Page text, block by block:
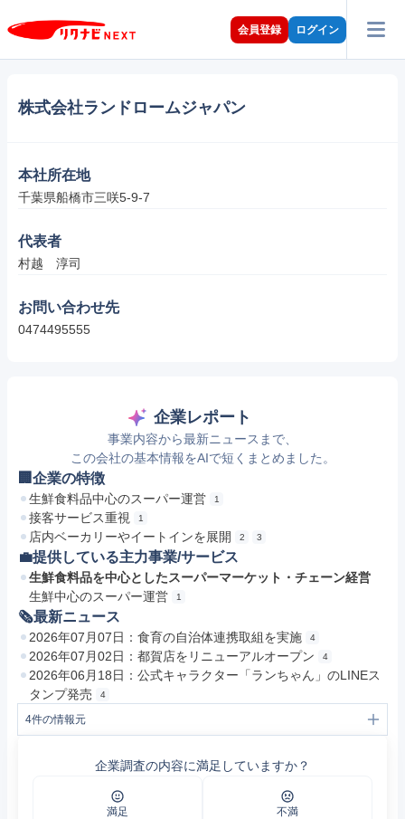
会員登録 ログイン
株式会社ランドロームジャパン
本社所在地
千葉県船橋市三咲5-9-7
代表者
村越　淳司
お問い合わせ先
0474495555
企業レポート
事業内容から最新ニュースまで、
この会社の基本情報をAIで短くまとめました。
🏢企業の特徴
生鮮食料品中心のスーパー運営 1
接客サービス重視 1
店内ベーカリーやイートインを展開 2 3
💼提供している主力事業/サービス
生鮮食料品を中心としたスーパーマーケット・チェーン経営
生鮮中心のスーパー運営
1
🗞最新ニュース
2026年07月07日：食育の自治体連携取組を実施 4
2026年07月02日：都賀店をリニューアルオープン 4
2026年06月18日：公式キャラクター「ランちゃん」のLINEス
タンプ発売
4
4件の情報元
企業調査の内容に満足していますか？
満足 不満